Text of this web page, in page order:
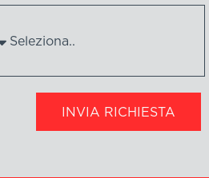
INVIA RICHIESTA